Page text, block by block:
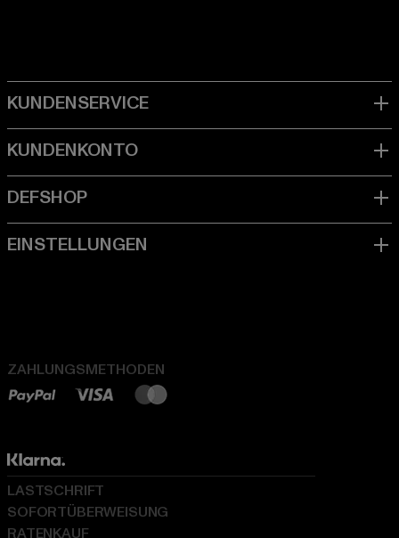
ZAHLUNGSMETHODEN
LASTSCHRIFT
SOFORTÜBERWEISUNG
RATENKAUF